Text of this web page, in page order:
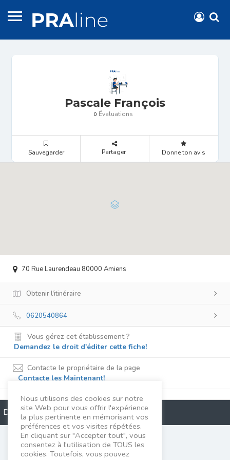
Pascale François
0 Évaluations
Sauvegarder Partager Donne ton avis
70 Rue Laurendeau 80000 Amiens
Obtenir l'itinéraire
0620540864
Vous gérez cet établissement ?
Demandez le droit d'éditer cette fiche!
Contacte le propriétaire de la page
Contacte les Maintenant!
Description
Pascale François
Nous utilisons des cookies sur notre
site Web pour vous offrir l'expérience
la plus pertinente en mémorisant vos
préférences et vos visites répétées.
En cliquant sur "Accepter tout", vous
consentez à l'utilisation de TOUS les
cookies. Toutefois, vous pouvez